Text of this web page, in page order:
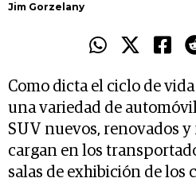
Jim Gorzelany
Como dicta el ciclo de
una variedad de
SUV nuevos, renovados y
cargan en los
salas de exhibición de los